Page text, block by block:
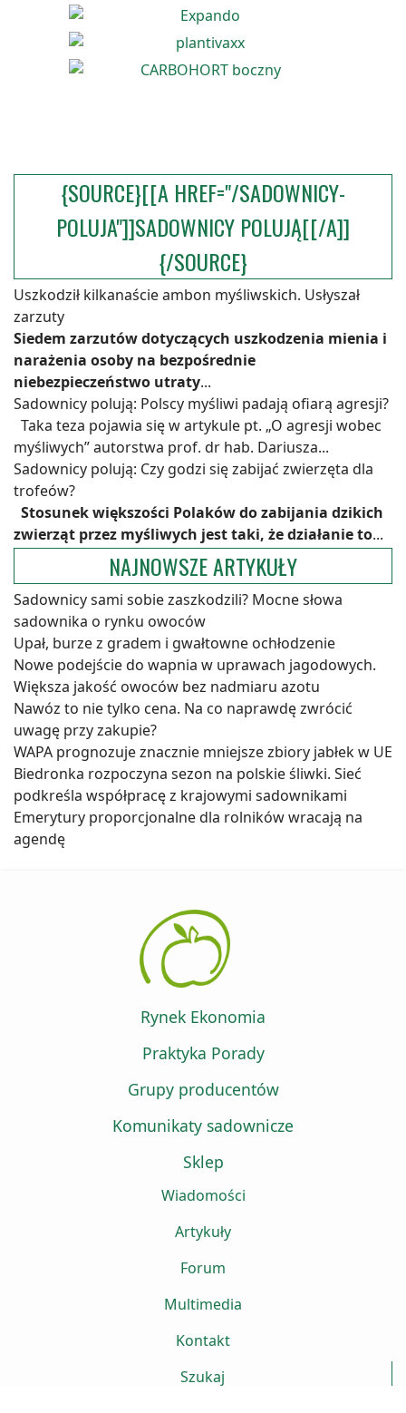
{SOURCE}[[A HREF="/SADOWNICY-
POLUJA"]]SADOWNICY POLUJĄ[[/A]]
{/SOURCE}
Uszkodził kilkanaście ambon myśliwskich. Usłyszał
zarzuty
Siedem zarzutów dotyczących uszkodzenia mienia i
narażenia osoby na bezpośrednie
niebezpieczeństwo utraty...
Sadownicy polują: Polscy myśliwi padają ofiarą agresji?
Taka teza pojawia się w artykule pt. „O agresji wobec
myśliwych” autorstwa prof. dr hab. Dariusza...
Sadownicy polują: Czy godzi się zabijać zwierzęta dla
trofeów?
Stosunek większości Polaków do zabijania dzikich
zwierząt przez myśliwych jest taki, że działanie to...
NAJNOWSZE ARTYKUŁY
Sadownicy sami sobie zaszkodzili? Mocne słowa
sadownika o rynku owoców
Upał, burze z gradem i gwałtowne ochłodzenie
Nowe podejście do wapnia w uprawach jagodowych.
Większa jakość owoców bez nadmiaru azotu
Nawóz to nie tylko cena. Na co naprawdę zwrócić
uwagę przy zakupie?
WAPA prognozuje znacznie mniejsze zbiory jabłek w UE
Biedronka rozpoczyna sezon na polskie śliwki. Sieć
podkreśla współpracę z krajowymi sadownikami
Emerytury proporcjonalne dla rolników wracają na
agendę
Rynek Ekonomia
Praktyka Porady
Grupy producentów
Komunikaty sadownicze
Sklep
Wiadomości
Artykuły
Forum
Multimedia
Kontakt
Szukaj